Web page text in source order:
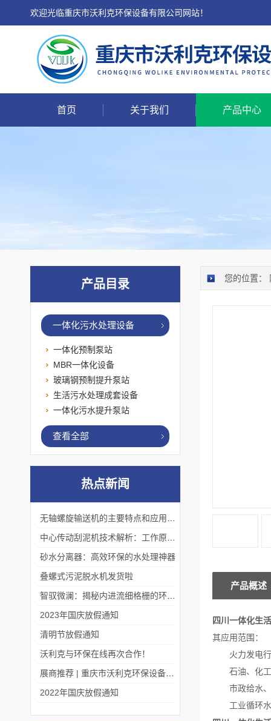
欢迎光临重庆市沃利克环保设备有限公司网站！
首页 关于我们 产品中心
您的位置：
产品概述
四川一体化生
其应用范围：
火力发电行
石油、化工
市政给水、
工业循环水
产品目录
一体化污水处理设备
一体化预制泵站
MBR一体化设备
玻璃钢预制提升泵站
生活污水处理成套设备
一体化污水提升泵站
查看全部
热点新闻
砂水分离器：高效环保的水处理神器
叠螺式污泥脱水机发货啦
2023年国庆放假通知
清明节放假通知
沃利克与环保在线再次合作！
2022年国庆放假通知